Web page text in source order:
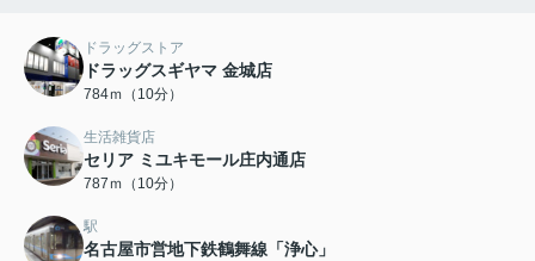
ドラッグストア
ドラッグスギヤマ 金城店
784ｍ（10分）
生活雑貨店
セリア ミユキモール庄内通店
787ｍ（10分）
駅
名古屋市営地下鉄鶴舞線「浄心」